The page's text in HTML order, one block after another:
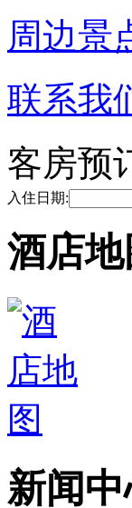
周边景
联系我
客房预
入住日期:
酒店地
新闻